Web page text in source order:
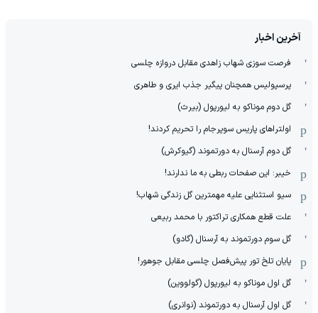
آخرین اخبار
فرصت سوزی شهاب زاهدی مقابل دروازه چلسی
پرسپولیس همچنان پیگیر جذب ایری و طاهری
گل دوم موناکو به لیورپول (بیرث)
اولتراهای پاریس سوپرجام را تحریم کردند!
گل دوم آرسنال به دورتموند (گیوکرش)
خیبر: این صفحات ربطی به ما ندارند!
سیو استثنایی علیه مهمترین گل زندگی شهاب!
علت قطع همکاری تراکتور با محمد ربیعی
گل سوم دورتموند به آرسنال (گادو)
پایان تلخ تور پیش‌فصل چلسی مقابل جوهور!
گل اول موناکو به لیورپول (گولووین)
گل اول آرسنال به دورتموند (نوانری)